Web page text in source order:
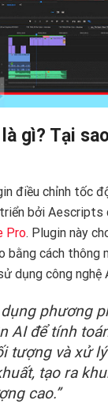
gì? Tại
điều chỉnh tốc
bởi Aescripts
Pro. Plugin này
bằng cách thông
dụng công nghệ
dụng phương
AI để tính
tượng và xử
tạo ra
cao.”